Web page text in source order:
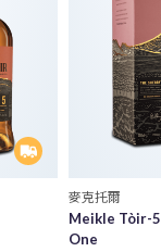
麥克托爾
Meikle Tòir-
One